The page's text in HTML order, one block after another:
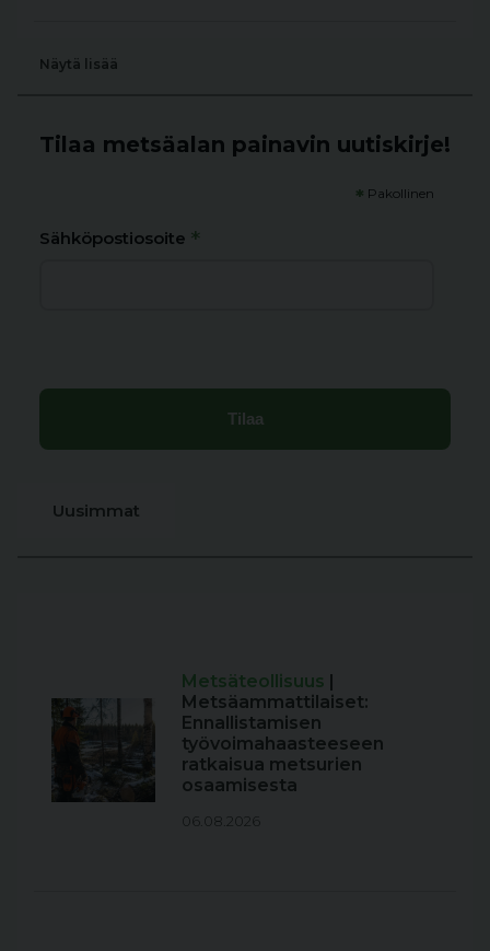
Näytä lisää
Tilaa metsäalan painavin uutiskirje!
* Pakollinen
Sähköpostiosoite *
Uusimmat
Metsäteollisuus |
Metsäammattilaiset:
Ennallistamisen
työvoimahaasteeseen
ratkaisua metsurien
osaamisesta
06.08.2026